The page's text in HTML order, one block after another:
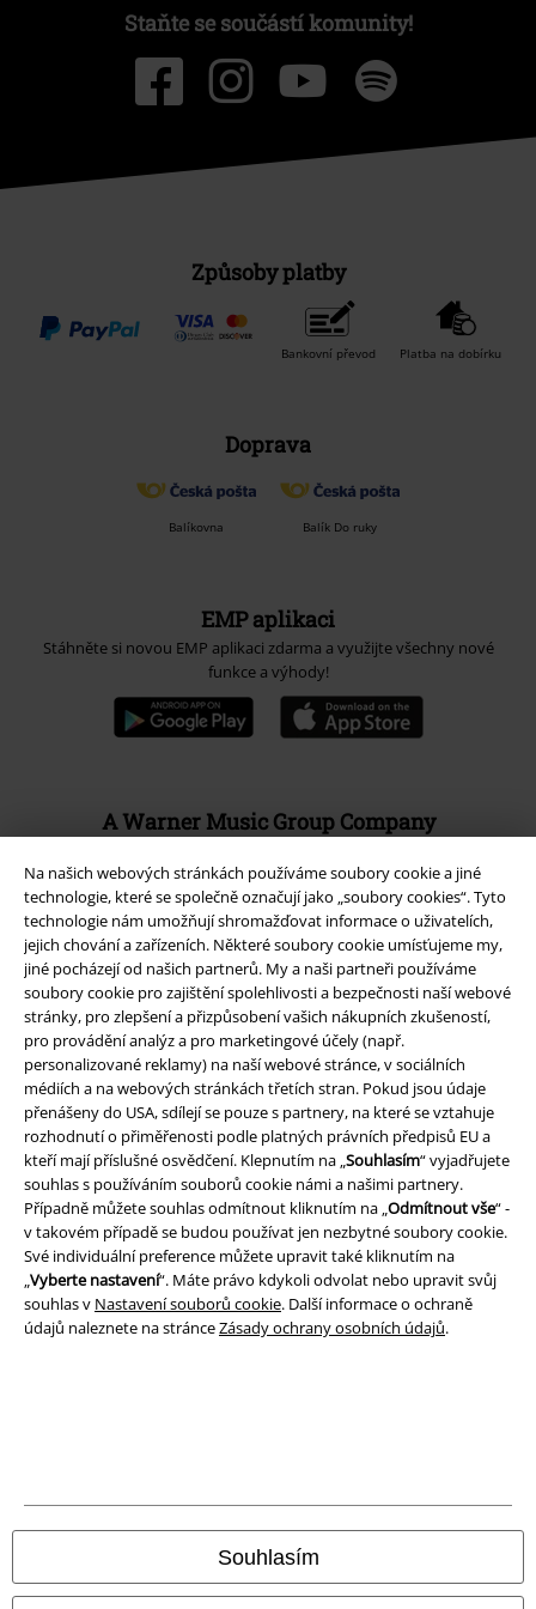
Na našich webových stránkách používáme soubory cookie a jiné
technologie, které se společně označují jako „soubory cookies“. Tyto
technologie nám umožňují shromažďovat informace o uživatelích,
jejich chování a zařízeních. Některé soubory cookie umísťujeme my,
jiné pocházejí od našich partnerů. My a naši partneři používáme
soubory cookie pro zajištění spolehlivosti a bezpečnosti naší webové
stránky, pro zlepšení a přizpůsobení vašich nákupních zkušeností,
pro provádění analýz a pro marketingové účely (např.
personalizované reklamy) na naší webové stránce, v sociálních
médiích a na webových stránkách třetích stran. Pokud jsou údaje
přenášeny do USA, sdílejí se pouze s partnery, na které se vztahuje
rozhodnutí o přiměřenosti podle platných právních předpisů EU a
kteří mají příslušné osvědčení. Klepnutím na „Souhlasím“ vyjadřujete
souhlas s používáním souborů cookie námi a našimi partnery.
Případně můžete souhlas odmítnout kliknutím na „Odmítnout vše“ -
v takovém případě se budou používat jen nezbytné soubory cookie.
Své individuální preference můžete upravit také kliknutím na
„Vyberte nastavení“. Máte právo kdykoli odvolat nebo upravit svůj
souhlas v Nastavení souborů cookie. Další informace o ochraně
údajů naleznete na stránceZásady ochrany osobních údajů.
Souhlasím
Staňte se součástí komunity!
Způsoby platby
Bankovní převod Platba na dobírku
Doprava
Balíkovna Balík Do ruky
EMP aplikaci
Stáhněte si novou EMP aplikaci zdarma a využijte všechny nové
funkce a výhody!
A Warner Music Group Company
Právní informace
Podmínky
Prohlášení
Ochrana osobních údajů
Nastavení souborů cookie
Odstoupení od smlouvy